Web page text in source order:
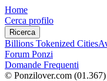
Home
Cerca profilo
Ricerca
Billions Tokenized Cities
Forum Ponzi
Domande Frequenti
© Ponzilover.com (01.367)